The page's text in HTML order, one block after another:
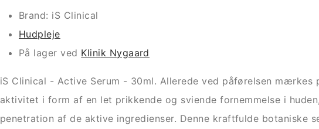
Brand: iS Clinical
Hudpleje
På lager ved Klinik Nygaard
iS Clinical - Active Serum - 30ml. Allerede ved påførelsen mærkes
aktivitet i form af en let prikkende og sviende fornemmelse i
penetration af de aktive ingredienser. Denne kraftfulde botaniske